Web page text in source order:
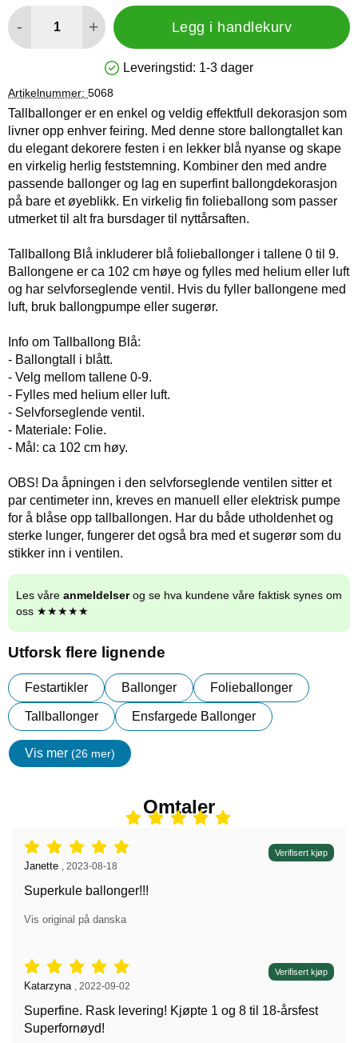
- + Legg i handlekurv
Produkttilgjengelighet: På lager
Leveringstid: 1-3 dager
Artikelnummer: 5068
Tallballonger er en enkel og veldig effektfull dekorasjon som
livner opp enhver feiring. Med denne store ballongtallet kan
du elegant dekorere festen i en lekker blå nyanse og skape
en virkelig herlig feststemning. Kombiner den med andre
passende ballonger og lag en superfint ballongdekorasjon
på bare et øyeblikk. En virkelig fin folieballong som passer
utmerket til alt fra bursdager til nyttårsaften.
Tallballong Blå inkluderer blå folieballonger i tallene 0 til 9.
Ballongene er ca 102 cm høye og fylles med helium eller luft
og har selvforseglende ventil. Hvis du fyller ballongene med
luft, bruk ballongpumpe eller sugerør.
Info om Tallballong Blå:
- Ballongtall i blått.
- Velg mellom tallene 0-9.
- Fylles med helium eller luft.
- Selvforseglende ventil.
- Materiale: Folie.
- Mål: ca 102 cm høy.
OBS! Da åpningen i den selvforseglende ventilen sitter et
par centimeter inn, kreves en manuell eller elektrisk pumpe
for å blåse opp tallballongen. Har du både utholdenhet og
sterke lunger, fungerer det også bra med et sugerør som du
stikker inn i ventilen.
Les våre anmeldelserog se hva kundene våre faktisk synes om
oss ★★★★★
Utforsk flere lignende
Festartikler Ballonger Folieballonger
Tallballonger Ensfargede Ballonger
Vis mer (26 mer)
egenskaper
Omtaler
Vurdering: 5 stjerne av 5, Verifisert kjøp
Anmeldelse av:
Janette 2023-08-18
Superkule ballonger!!!
Vis original på danska
Vurdering: 5 stjerne av 5, Verifisert kjøp
Anmeldelse av:
Katarzyna 2022-09-02
Superfine. Rask levering! Kjøpte 1 og 8 til 18-årsfest
Superfornøyd!